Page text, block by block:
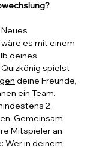
es mit einem
deines
spielst
deine Freunde,
ein Team.
2,
Gemeinsam
Mitspieler an.
Wer in deinem